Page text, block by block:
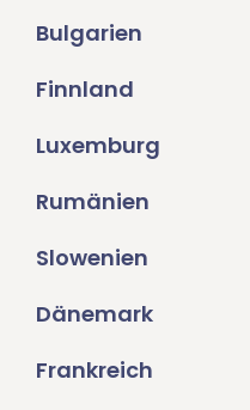
Bulgarien
Finnland
Luxemburg
Rumänien
Slowenien
Dänemark
Frankreich